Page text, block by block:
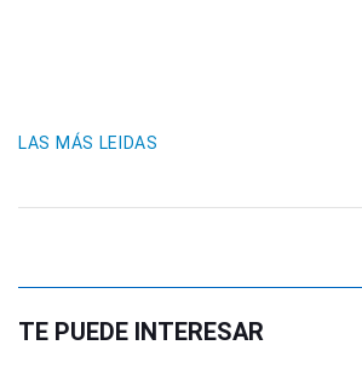
LAS MÁS LEIDAS
TE PUEDE INTERESAR